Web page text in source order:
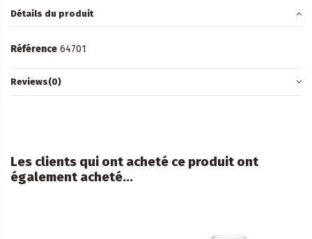
Détails du produit
Référence 64701
Reviews(0)
Les clients qui ont acheté ce produit ont
également acheté...